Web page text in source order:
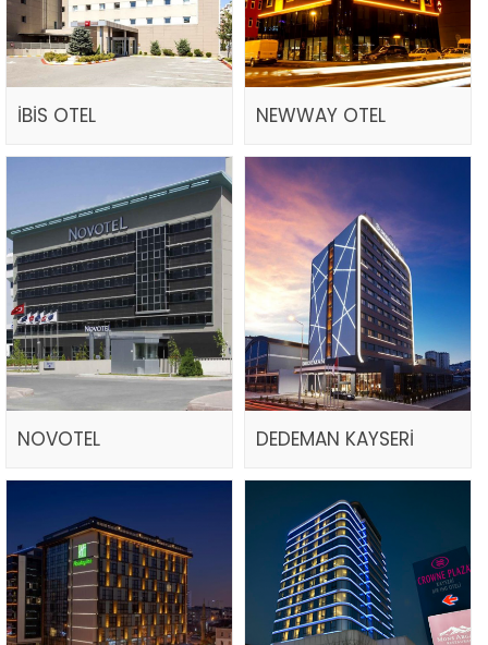
İBİS OTEL NEWWAY OTEL
NOVOTEL DEDEMAN KAYSERİ